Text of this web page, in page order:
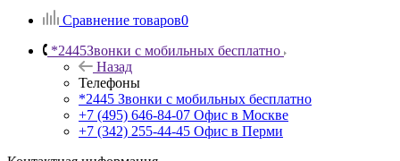
Сравнение товаров0
*2445Звонки с мобильных бесплатно
Назад
Телефоны
*2445 Звонки с мобильных бесплатно
+7 (495) 646-84-07 Офис в Москве
+7 (342) 255-44-45 Офис в Перми